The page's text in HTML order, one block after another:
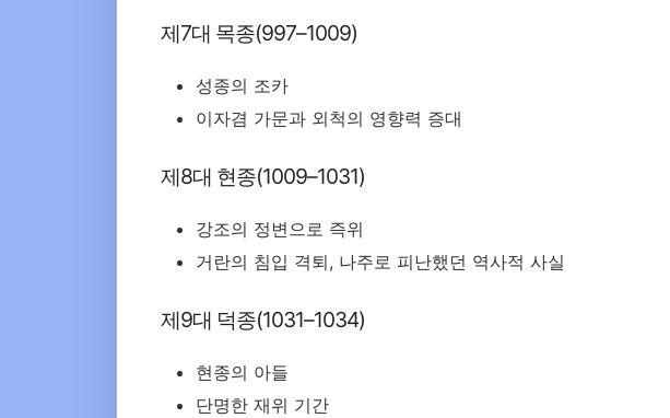
제7대 목종(997–1009)
성종의 조카
이자겸 가문과 외척의 영향력 증대
제8대 현종(1009–1031)
강조의 정변으로 즉위
거란의 침입 격퇴, 나주로 피난했던 역사적 사실
제9대 덕종(1031–1034)
현종의 아들
단명한 재위 기간